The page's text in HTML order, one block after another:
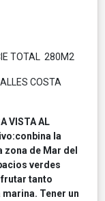
TOTAL 280M2
COSTA
VISTA AL
la
zona de Mar del
verdes
tanto
Tener un